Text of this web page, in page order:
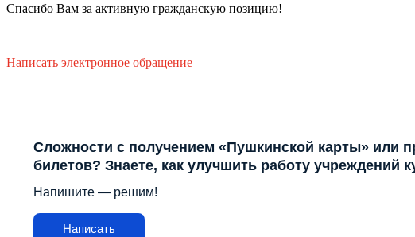
Спасибо Вам за активную гражданскую позицию!
Написать электронное обращение
Сложности с получением «Пушкинской карты» или
билетов? Знаете, как улучшить работу учреждений
Напишите — решим!
Написать